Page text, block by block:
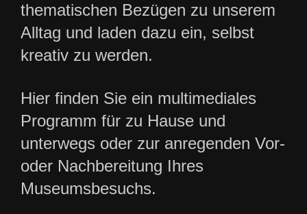
thematischen Bezügen zu unserem
Alltag und laden dazu ein, selbst
kreativ zu werden.
Hier finden Sie ein multimediales
Programm für zu Hause und
unterwegs oder zur anregenden Vor-
oder Nachbereitung Ihres
Museumsbesuchs.